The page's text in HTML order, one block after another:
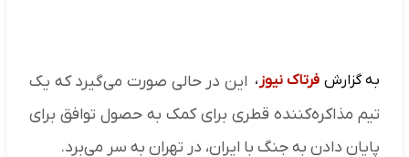
به گزارش فرتاک نیوز ، این در حالی صورت می‌گیرد که یک
تیم مذاکره‌کننده قطری برای کمک به حصول توافق برای
پایان دادن به جنگ با ایران، در تهران به سر می‌برد.